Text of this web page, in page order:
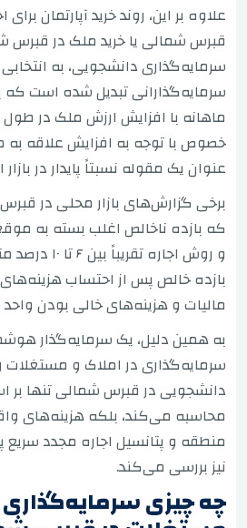
علاوه بر این، روند خرید آپارتمان
قبرس شمالی یا خرید ملک در قبرس
سرمایه‌گذاری دانشجویی، به
سرمایه‌گذارانی تبدیل شده است که
ماهانه با افزایش ارزش ملک در
خصوص با توجه به افزایش علاقه
عنوان یک مقوله نسبتاً پایدار در
برخی گزارش‌های بازار محلی در
که بازده ناخالص اغلب بسته به
و روش اجاره
بازده خالص پس از احتساب
مالیات و هزینه‌های خالی بودن
به همین دلیل، یک سرمایه‌گذار
سرمایه‌گذاری در املاک و مستغلات
دانشجویی در قبرس شمالی تنها بر
محاسبه می‌کند، بلکه هزینه‌های
منطقه و پتانسیل اجاره مجدد سریع
نیز بررسی می‌کند.
چه چیزی سرمایه‌گذاری